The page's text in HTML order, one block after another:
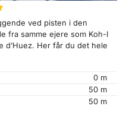
ved pisten i den
fra samme ejere som Koh-I
d’Huez. Her får du det hele
0 m
50 m
50 m